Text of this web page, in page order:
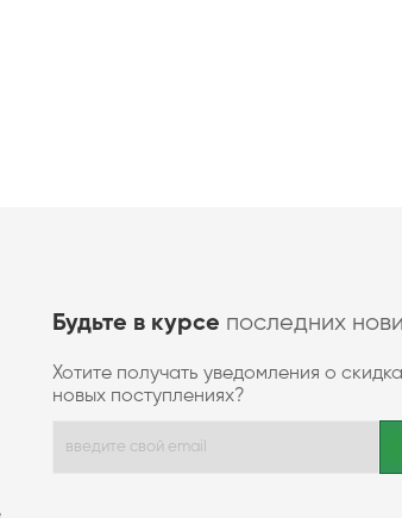
Будьте в курсе последних
Хотите получать уведомления о
новых поступлениях?